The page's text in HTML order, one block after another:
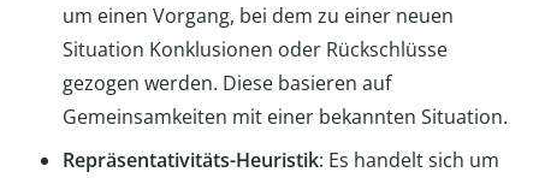
um einen Vorgang, bei dem zu einer neuen
Situation Konklusionen oder Rückschlüsse
gezogen werden. Diese basieren auf
Gemeinsamkeiten mit einer bekannten Situation.
Repräsentativitäts-Heuristik: Es handelt sich um